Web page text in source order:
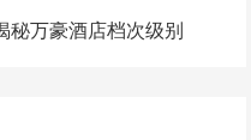
秘万豪酒店档次级别